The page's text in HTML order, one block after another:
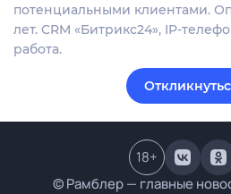
потенциальными клиентами.
лет. CRM «Битрикс24», IP-
работа.
© Рамблер — главные
18+